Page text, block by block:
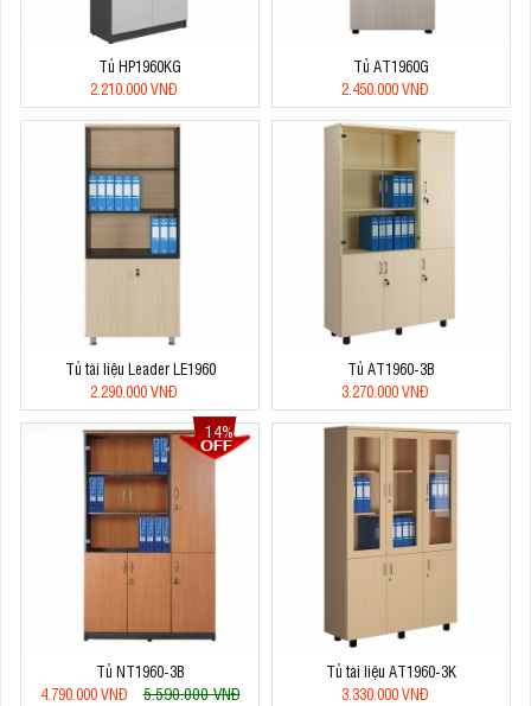
Tủ HP1960KG
2.210.000 VNĐ
Tủ AT1960G
2.450.000 VNĐ
Tủ tài liệu Leader LE1960
2.290.000 VNĐ
Tủ AT1960-3B
3.270.000 VNĐ
14%
Tủ NT1960-3B
4.790.000 VNĐ
5.590.000 VNĐ
Tủ tài liệu AT1960-3K
3.330.000 VNĐ